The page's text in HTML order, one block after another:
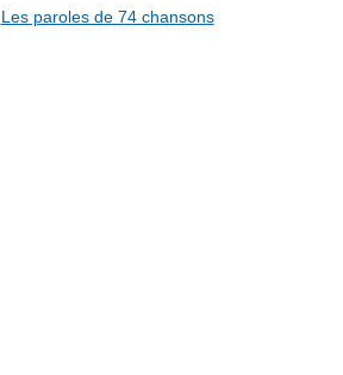
Les paroles de 74 chansons